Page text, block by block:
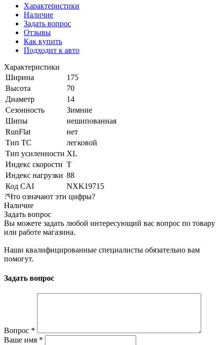
Характеристики
Наличие
Задать вопрос
Отзывы
Как купить
Подходит к авто
Характеристики
Ширина
175
Высота
70
Диаметр
14
Сезонность
Зимние
Шипы
нешипованная
RunFlat
нет
Тип ТС
легковой
Тип усиленности XL
Индекс скорости T
Индекс нагрузки 88
Код CAI
NXK19715
?Что означают эти цифры?
Наличие
Задать вопрос
Вы можете задать любой интересующий вас вопрос по товару
или работе магазина.
Наши квалифицированные специалисты обязательно вам
помогут.
Задать вопрос
Вопрос *
Ваше имя *